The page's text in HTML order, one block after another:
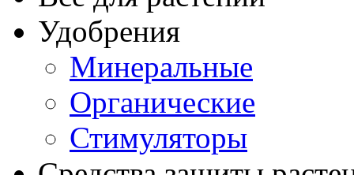
Удобрения
Минеральные
Органические
Стимуляторы